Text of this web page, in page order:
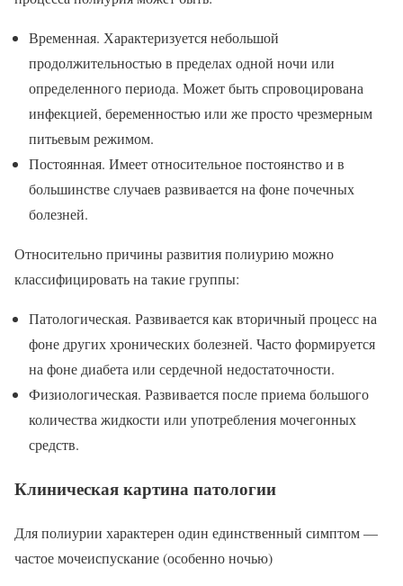
Временная. Характеризуется небольшой
продолжительностью в пределах одной ночи или
определенного периода. Может быть спровоцирована
инфекцией, беременностью или же просто чрезмерным
питьевым режимом.
Постоянная. Имеет относительное постоянство и в
большинстве случаев развивается на фоне почечных
болезней.
Относительно причины развития полиурию можно
классифицировать на такие группы:
Патологическая. Развивается как вторичный процесс на
фоне других хронических болезней. Часто формируется
на фоне диабета или сердечной недостаточности.
Физиологическая. Развивается после приема большого
количества жидкости или употребления мочегонных
средств.
Клиническая картина патологии
Для полиурии характерен один единственный симптом —
частое мочеиспускание (особенно ночью)